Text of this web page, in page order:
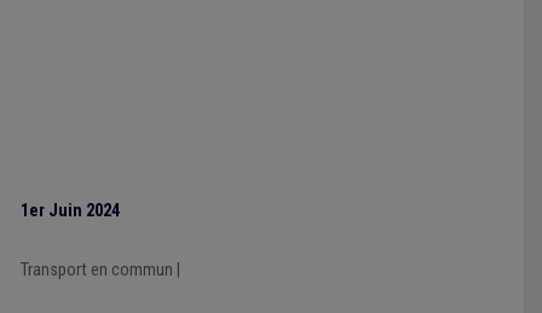
1er Juin 2024
Transport en commun